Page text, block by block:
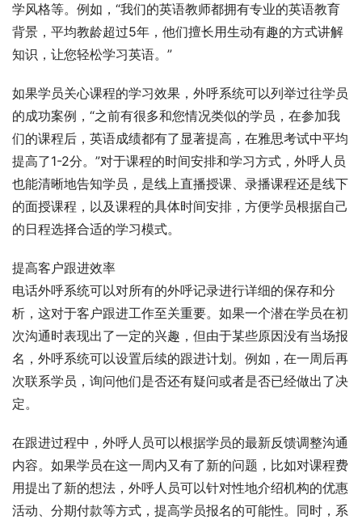
学风格等。例如，“我们的英语教师都拥有专业的英语教育
背景，平均教龄超过5年，他们擅长用生动有趣的方式讲解
知识，让您轻松学习英语。”
如果学员关心课程的学习效果，外呼系统可以列举过往学员
的成功案例，“之前有很多和您情况类似的学员，在参加我
们的课程后，英语成绩都有了显著提高，在雅思考试中平均
提高了1-2分。”对于课程的时间安排和学习方式，外呼人员
也能清晰地告知学员，是线上直播授课、录播课程还是线下
的面授课程，以及课程的具体时间安排，方便学员根据自己
的日程选择合适的学习模式。
提高客户跟进效率
电话外呼系统可以对所有的外呼记录进行详细的保存和分
析，这对于客户跟进工作至关重要。如果一个潜在学员在初
次沟通时表现出了一定的兴趣，但由于某些原因没有当场报
名，外呼系统可以设置后续的跟进计划。例如，在一周后再
次联系学员，询问他们是否还有疑问或者是否已经做出了决
定。
在跟进过程中，外呼人员可以根据学员的最新反馈调整沟通
内容。如果学员在这一周内又有了新的问题，比如对课程费
用提出了新的想法，外呼人员可以针对性地介绍机构的优惠
活动、分期付款等方式，提高学员报名的可能性。同时，系